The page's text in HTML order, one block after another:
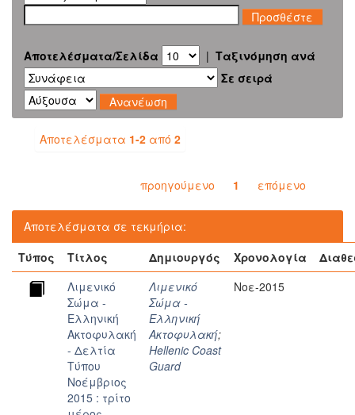
Αποτελέσματα/Σελίδα | Ταξινόμηση ανά
Σε σειρά
Αποτελέσματα 1-2 από 2
προηγούμενο 1 επόμενο
Αποτελέσματα σε τεκμήρια:
Τύπος
Τίτλος Δημιουργός Χρονολογία
Λιμενικό
Σώμα -
Ελληνική
Ακτοφυλακή
- Δελτία
Τύπου
Nοέμβριoς
2015 : τρίτο
Λιμενικό
Σώμα -
Ελληνική
Ακτοφυλακή;
Hellenic Coast
Guard
Νοε-2015